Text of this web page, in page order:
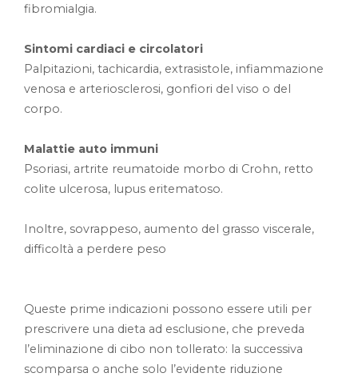
fibromialgia.
Sintomi cardiaci e circolatori
Palpitazioni, tachicardia, extrasistole, infiammazione
venosa e arteriosclerosi, gonfiori del viso o del
corpo.
Malattie auto immuni
Psoriasi, artrite reumatoide morbo di Crohn, retto
colite ulcerosa, lupus eritematoso.
Inoltre, sovrappeso, aumento del grasso viscerale,
difficoltà a perdere peso
Queste prime indicazioni possono essere utili per
prescrivere una dieta ad esclusione, che preveda
l’eliminazione di cibo non tollerato: la successiva
scomparsa o anche solo l’evidente riduzione